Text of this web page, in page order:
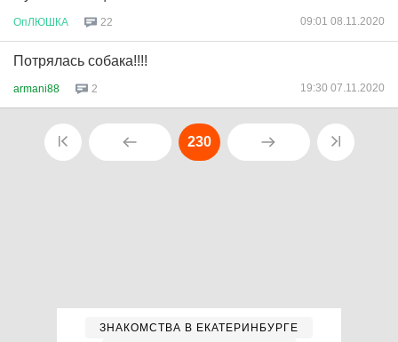
ОпЛЮШКА 22 09:01 08.11.2020
Потрялась собака!!!!
armani88 2 19:30 07.11.2020
230
ЗНАКОМСТВА В ЕКАТЕРИНБУРГЕ